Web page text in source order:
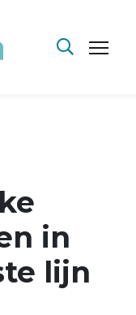
in
lijn